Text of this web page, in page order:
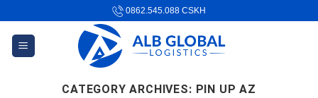
content
0862.545.088 CSKH
CATEGORY ARCHIVES: PIN UP AZ